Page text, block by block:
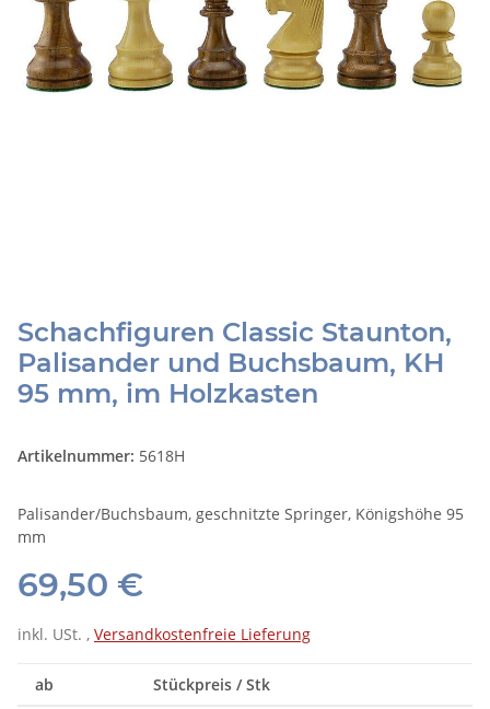
Schachfiguren Classic Staunton,
Palisander und Buchsbaum, KH
95 mm, im Holzkasten
Artikelnummer: 5618H
Palisander/Buchsbaum, geschnitzte Springer, Königshöhe 95
mm
69,50 €
inkl. USt. , Versandkostenfreie Lieferung
ab Stückpreis / Stk